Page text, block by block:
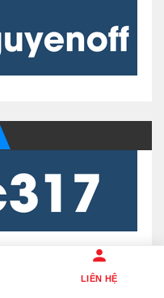
LIÊN HỆ